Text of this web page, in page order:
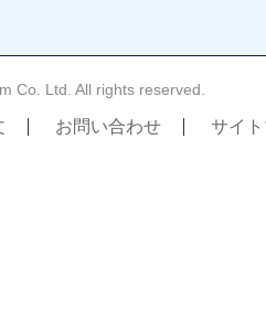
Co. Ltd. All rights reserved.
お問い合わせ サイ